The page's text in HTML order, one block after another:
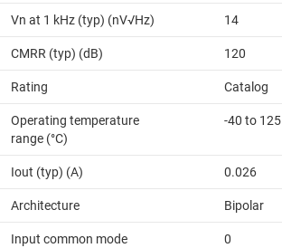
Vn at 1 kHz (typ) (nV√Hz) 14
CMRR (typ) (dB) 120
Rating Catalog
Operating temperature
range (°C)
-40 to 125
Iout (typ) (A) 0.026
Architecture Bipolar
Input common mode
0